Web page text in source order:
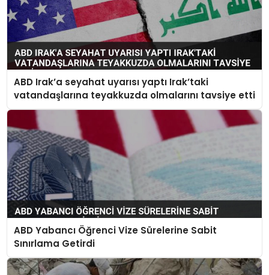
ABD Irak’a seyahat uyarısı yaptı Irak’taki
vatandaşlarına teyakkuzda olmalarını tavsiye etti
ABD Yabancı Öğrenci Vize Sürelerine Sabit
Sınırlama Getirdi